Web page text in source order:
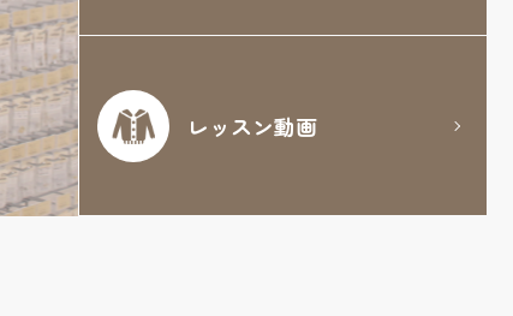
レッスン動画